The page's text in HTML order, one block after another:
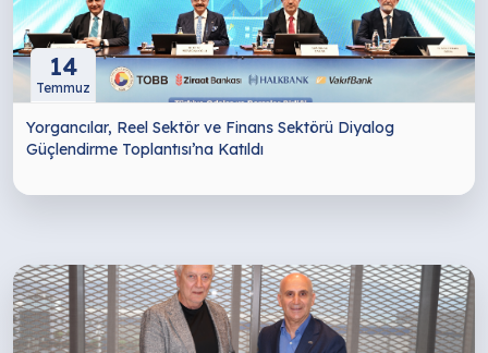
14
Temmuz
Yorgancılar, Reel Sektör ve Finans Sektörü Diyalog
Güçlendirme Toplantısı’na Katıldı